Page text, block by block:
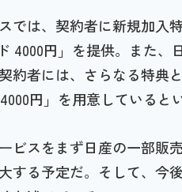
では、契約者に新規加入
4000円」を提供。また、
約者には、さらなる特典
円」を用意していると
ビスをまず日産の一部販
する予定だ。そして、今